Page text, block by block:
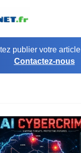
publier votre
Contactez-nous